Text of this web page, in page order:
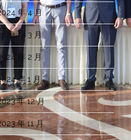
年 4 月
年 3 月
年 2 月
年 1 月
年 12 月
年 11 月